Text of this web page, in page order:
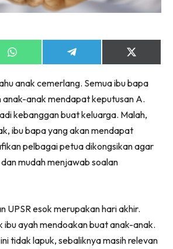
Share
on
Share
on
Share
on
(Twitter)
anak cemerlang. Semua ibu bapa
anak-anak mendapat keputusan A.
kebanggan buat keluarga. Malah,
ibu bapa yang akan mendapat
pelbagai petua dikongsikan agar
mudah menjawab soalan
UPSR esok merupakan hari akhir.
ibu ayah mendoakan buat anak-anak.
tidak lapuk, sebaliknya masih relevan